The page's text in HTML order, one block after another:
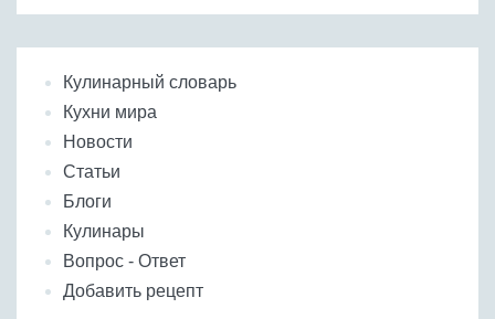
Кулинарный словарь
Кухни мира
Новости
Статьи
Блоги
Кулинары
Вопрос - Ответ
Добавить рецепт